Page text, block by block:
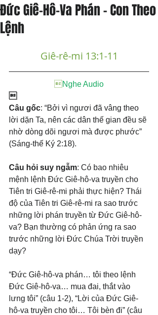
Đức Giê-Hô-Va Phán - Con Theo
Lệnh
Giê-rê-mi 13:1-11
Nghe Audio

Câu gốc: “Bởi vì ngươi đã vâng theo
lời dặn Ta, nên các dân thế gian đều sẽ
nhờ dòng dõi ngươi mà được phước”
(Sáng-thế Ký 2:18).
Câu hỏi suy ngẫm: Có bao nhiêu
mệnh lệnh Đức Giê-hô-va truyền cho
Tiên tri Giê-rê-mi phải thực hiện? Thái
độ của Tiên tri Giê-rê-mi ra sao trước
những lời phán truyền từ Đức Giê-hô-
va? Bạn thường có phản ứng ra sao
trước những lời Đức Chúa Trời truyền
dạy?
“Đức Giê-hô-va phán… tôi theo lệnh
Đức Giê-hô-va… mua đai, thắt vào
lưng tôi” (câu 1-2), “Lời của Đức Giê-
hô-va truyền cho tôi… Tôi bèn đi” (câu